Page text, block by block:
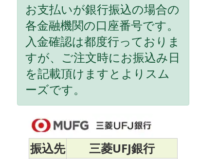
お支払いが銀行振込の場合の
各金融機関の口座番号です。
入金確認は都度行っておりま
すが、ご注文時にお振込み日
を記載頂けますとよりスム
ーズです。
振込先
三菱UFJ銀行